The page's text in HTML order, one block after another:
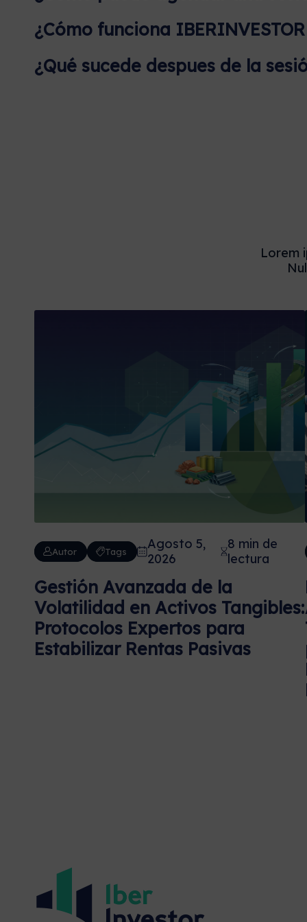
¿Cómo funciona
¿Qué sucede despues de la
Lorem
Autor Tags
Agosto 5,
2026
8 min de
lectura
Gestión Avanzada de la
Volatilidad en Activos Tangibles:
Protocolos Expertos para
Estabilizar Rentas Pasivas